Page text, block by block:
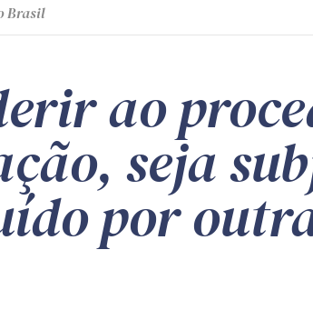
Brasil
ao
seja
por